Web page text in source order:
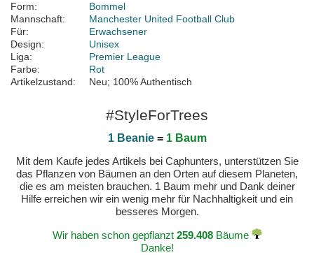
Form:
Bommel
Mannschaft:
Manchester United Football Club
Für:
Erwachsener
Design:
Unisex
Liga:
Premier League
Farbe:
Rot
Artikelzustand:
Neu; 100% Authentisch
#StyleForTrees
1 Beanie= 1 Baum
Mit dem Kaufe jedes Artikels bei Caphunters, unterstützen Sie
das Pflanzen von Bäumen an den Orten auf diesem Planeten,
die es am meisten brauchen. 1 Baum mehr und Dank deiner
Hilfe erreichen wir ein wenig mehr für Nachhaltigkeit und ein
besseres Morgen.
Wir haben schon gepflanzt 259.408Bäume
Danke!